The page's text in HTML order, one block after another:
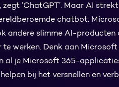
zegt ‘ChatGPT’. Maar AI
chatbot.
andere slimme AI-producten
te werken. Denk aan
al je Microsoft 365-
bij het versnellen en